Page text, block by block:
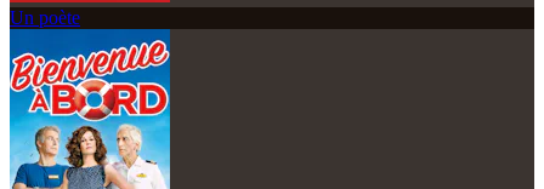
Un poète